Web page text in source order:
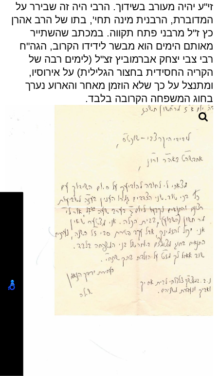
זי"ע יהיה מעורב בשידוך. הרבי היה זה שבירר על
המדוברת, הרבנית מינה תחי', בתו של הרב אהרן
כץ ז"ל מרבני פתח תקווה. במכתב שהשתייר
מאותם הימים הוא מבשר לידידו הקרוב, הגה"ח
רבי צבי יצחק אברמוביץ זצ"ל (לימים רבה של
הקריה החסידית בחצור הגלילית) על אירוסיו,
ומתנצל על כך שלא הוזמן מאחר והארוע נערך
בחוג המשפחה הקרובה בלבד.